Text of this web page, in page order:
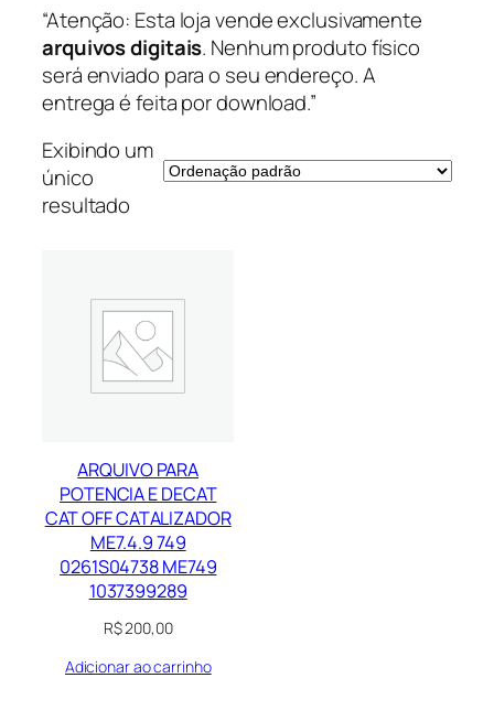
“Atenção: Esta loja vende exclusivamente
arquivos digitais. Nenhum produto físico
será enviado para o seu endereço. A
entrega é feita por download.”
Exibindo um
único
resultado
ARQUIVO PARA
POTENCIA E DECAT
CAT OFF CATALIZADOR
ME7.4.9 749
0261S04738 ME749
1037399289
R$200,00
Adicionar ao carrinho